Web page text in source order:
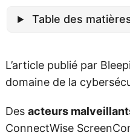
Table des
L’article publié par
domaine de la
Des acteurs
ConnectWise